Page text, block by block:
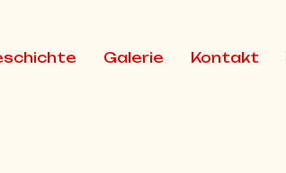
Galerie Kontakt